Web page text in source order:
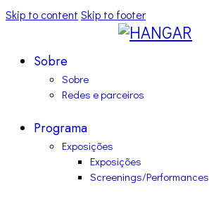
Skip to content Skip to footer
Sobre
Sobre
Redes e parceiros
Programa
Exposições
Exposições
Screenings/Performances